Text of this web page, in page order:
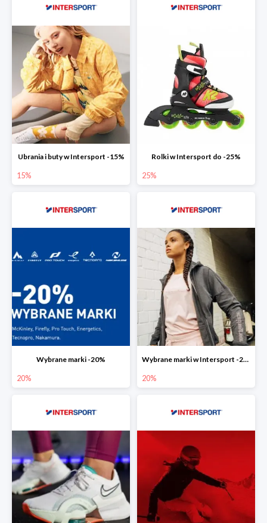
Ubrania i buty w Intersport -15%
15%
Rolki w Intersport do -25%
25%
Wybrane marki -20%
20%
Wybrane marki w Intersport -20%
20%